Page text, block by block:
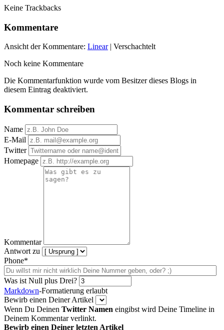
Keine Trackbacks
Kommentare
Ansicht der Kommentare: Linear| Verschachtelt
Noch keine Kommentare
Die Kommentarfunktion wurde vom Besitzer dieses Blogs in
diesem Eintrag deaktiviert.
Kommentar schreiben
Name
E-Mail
Twitter
Homepage
Kommentar
Antwort zu
Phone*
Was ist Null plus Drei?
Markdown-Formatierung erlaubt
Bewirb einen Deiner Artikel
Wenn Du Deinen Twitter Namen eingibst wird Deine Timeline in
Deinem Kommentar verlinkt.
Bewirb einen Deiner letzten Artikel